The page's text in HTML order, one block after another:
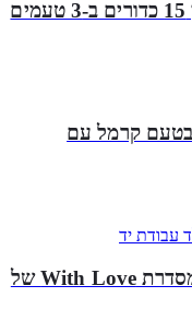
בטעם קרמל עם
7 פרלינים Odem, מסדרת With Love של